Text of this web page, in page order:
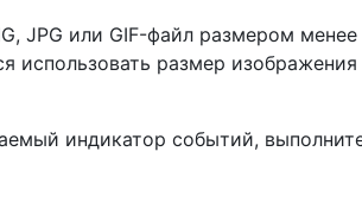
JPG или GIF-файл размером
использовать размер
индикатор событий,